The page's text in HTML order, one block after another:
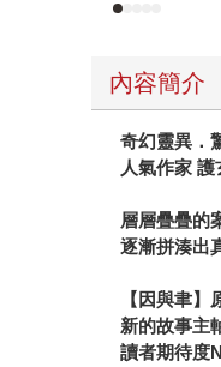
內容簡介
奇幻靈異．
人氣作家
層層疊疊的
逐漸拼湊
【因與聿
新的故事主
讀者期待度